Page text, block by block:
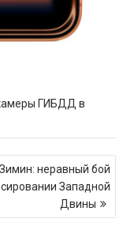
ГИБДД в
неравный бой
Западной
Двины